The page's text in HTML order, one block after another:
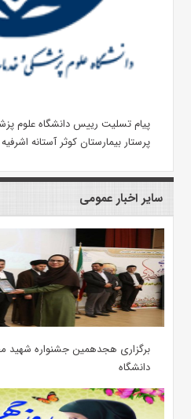
پیام تسلیت رییس دانشگاه علوم
پرستار بیمارستان کوثر آستانه اشرفیه
سایر اخبار عمومی
برگزاری هجدهمین جشنواره شهید
دانشگاه